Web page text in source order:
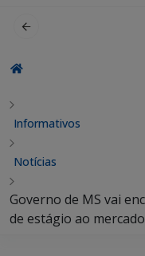
Informativos
Notícias
Governo de MS vai
de estágio ao